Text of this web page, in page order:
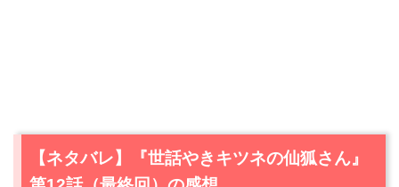
【ネタバレ】『世話やきキツネの仙狐さん』